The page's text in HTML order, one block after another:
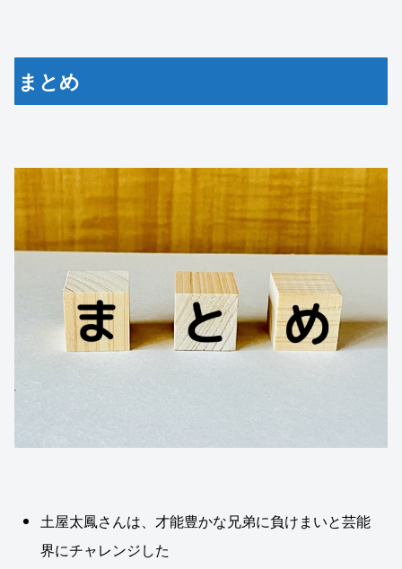
まとめ
土屋太鳳さんは、才能豊かな兄弟に負けまいと芸能
界にチャレンジした